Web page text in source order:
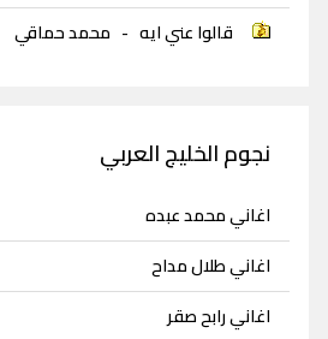
قالوا عني ايه - محمد حماقي
نجوم الخليج العربي
اغاني محمد عبده
اغاني طلال مداح
اغاني رابح صقر